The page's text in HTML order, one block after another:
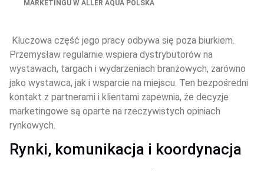
MARKETINGU W ALLER AQUA POLSKA
Przemysław regularnie wspiera dystrybutorów na
wystawach, targach i wydarzeniach branżowych, zarówno
jako wystawca, jak i wsparcie na miejscu. Ten bezpośredni
kontakt z partnerami i klientami zapewnia, że decyzje
marketingowe są oparte na rzeczywistych opiniach
rynkowych.
Rynki, komunikacja i koordynacja